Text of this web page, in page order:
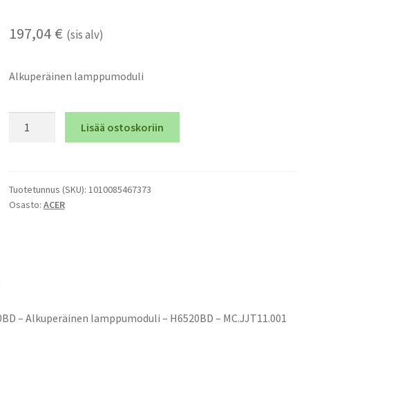
197,04 € (sis alv)
Alkuperäinen lamppumoduli
lamppumoduli
määrä
Lisää ostoskoriin
Tuotetunnus (SKU): 1010085467373
Osasto: ACER
– Alkuperäinen lamppumoduli – H6520BD – MC.JJT11.001